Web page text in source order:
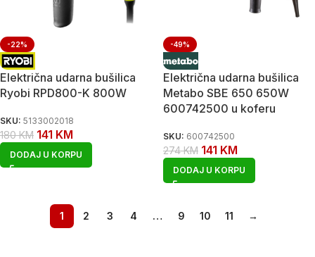
-22%
Električna udarna bušilica
Ryobi RPD800-K 800W
SKU: 5133002018
180KM 141 KM
DODAJ U KORPU
-49%
Električna udarna bušilica
Metabo SBE 650 650W
600742500 u koferu
SKU: 600742500
274KM 141 KM
DODAJ U KORPU
1 2 3 4 … 9 10 11 →